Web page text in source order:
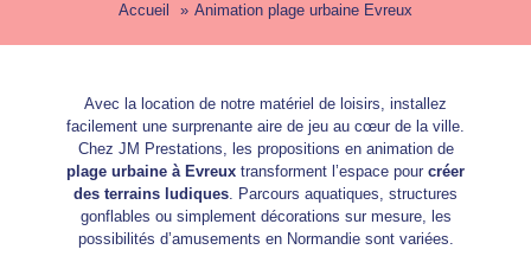
Accueil Animation plage urbaine Evreux
Avec la location de notre matériel de loisirs, installez
facilement une surprenante aire de jeu au cœur de la ville.
Chez JM Prestations, les propositions en animation de
plage urbaine à Evreux transforment l’espace pour créer
des terrains ludiques. Parcours aquatiques, structures
gonflables ou simplement décorations sur mesure, les
possibilités d’amusements en Normandie sont variées.